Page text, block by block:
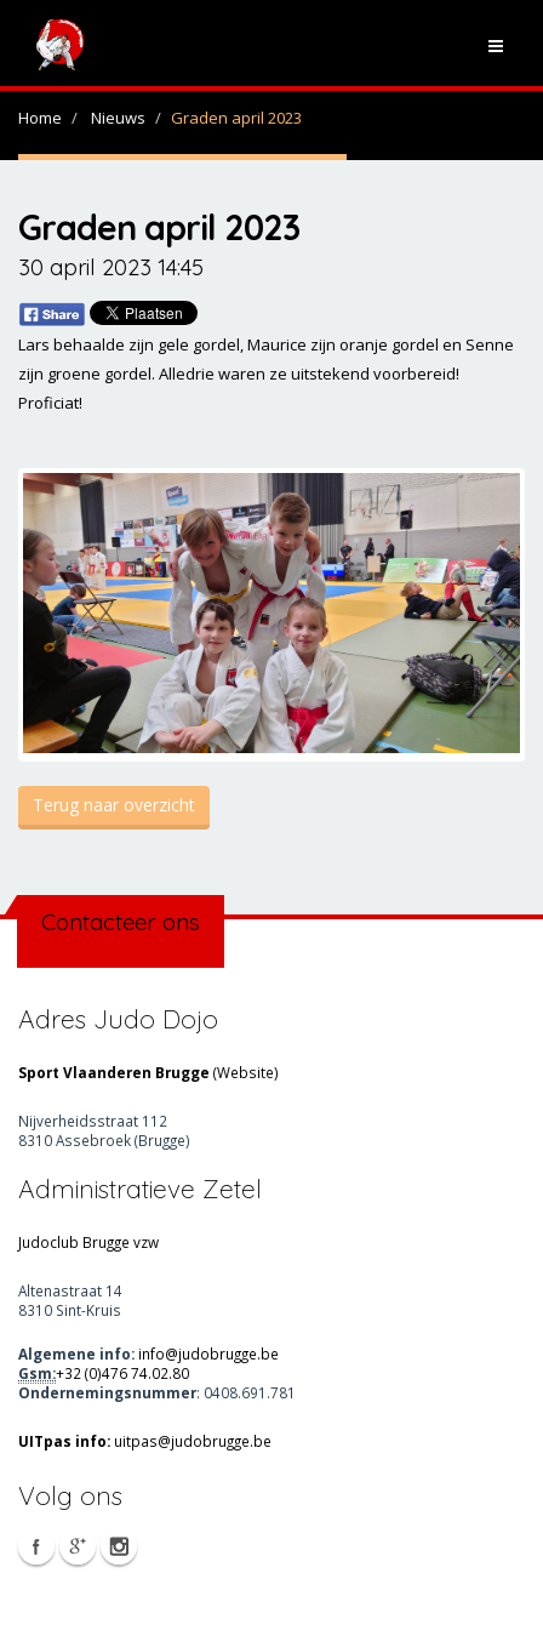
Home Nieuws Graden april 2023
Graden april 2023
30 april 2023 14:45
Lars behaalde zijn gele gordel, Maurice zijn oranje gordel en Senne
zijn groene gordel. Alledrie waren ze uitstekend voorbereid!
Proficiat!
Terug naar overzicht
Contacteer ons
Adres Judo Dojo
Sport Vlaanderen Brugge (Website)
Nijverheidsstraat 112
8310 Assebroek (Brugge)
Administratieve Zetel
Judoclub Brugge vzw
Altenastraat 14
8310 Sint-Kruis
Algemene info: info@judobrugge.be
Gsm:+32 (0)476 74.02.80
Ondernemingsnummer: 0408.691.781
UITpas info: uitpas@judobrugge.be
Volg ons